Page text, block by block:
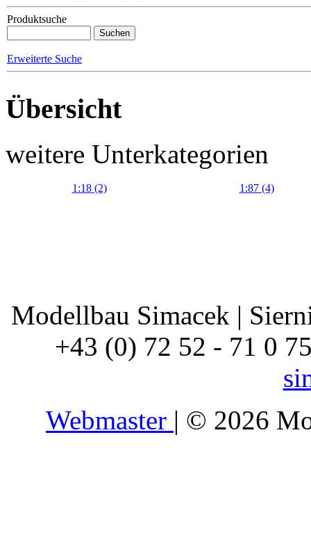
Produktsuche
Erweiterte Suche
Übersicht
weitere Unterkategorien
1:18 (2) 1:87 (4)
Modellbau Simacek |
+43 (0) 72 52 - 71 0
Webmaster | © 2026